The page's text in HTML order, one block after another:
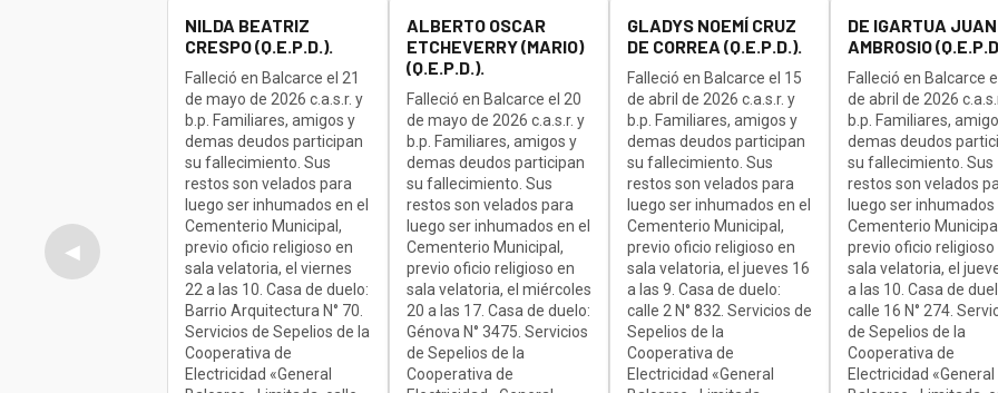
◀
NILDA BEATRIZ
CRESPO (Q.E.P.D.).
Falleció en Balcarce el 21
de mayo de 2026 c.a.s.r. y
b.p. Familiares, amigos y
demas deudos participan
su fallecimiento. Sus
restos son velados para
luego ser inhumados en el
Cementerio Municipal,
previo oficio religioso en
sala velatoria, el viernes
22 a las 10. Casa de duelo:
Barrio Arquitectura N° 70.
Servicios de Sepelios de la
Cooperativa de
Electricidad «General
ALBERTO OSCAR
ETCHEVERRY (MARIO)
(Q.E.P.D.).
Falleció en Balcarce el 20
de mayo de 2026 c.a.s.r. y
b.p. Familiares, amigos y
demas deudos participan
su fallecimiento. Sus
restos son velados para
luego ser inhumados en el
Cementerio Municipal,
previo oficio religioso en
sala velatoria, el miércoles
20 a las 17. Casa de duelo:
Génova N° 3475. Servicios
de Sepelios de la
Cooperativa de
GLADYS NOEMÍ CRUZ
DE CORREA (Q.E.P.D.).
Falleció en Balcarce el 15
de abril de 2026 c.a.s.r. y
b.p. Familiares, amigos y
demas deudos participan
su fallecimiento. Sus
restos son velados para
luego ser inhumados en el
Cementerio Municipal,
previo oficio religioso en
sala velatoria, el jueves 16
a las 9. Casa de duelo:
calle 2 N° 832. Servicios de
Sepelios de la
Cooperativa de
Electricidad «General
DE IGARTUA JUAN
AMBROSIO
Falleció en Balcarce
de abril de 2026
b.p. Familiares,
demas deudos
su fallecimiento. Sus
restos son velados
luego ser inhumados
Cementerio
previo oficio religioso
sala velatoria, el
a las 10. Casa de
calle 16 N° 274.
de Sepelios de la
Cooperativa de
Electricidad «General